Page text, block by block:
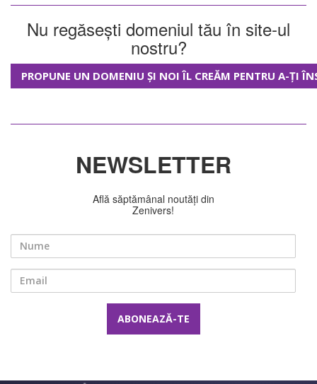
Nu regăsești domeniul tău în site-ul
nostru?
PROPUNE UN DOMENIU ȘI NOI ÎL CREĂM PENTRU A-ȚI
NEWSLETTER
Află săptămânal noutăți din
Zenivers!